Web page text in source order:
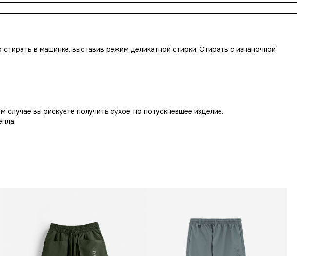
в машинке, выставив режим деликатной стирки. Стирать с изнаночной
случае вы рискуете получить сухое, но потускневшее изделие.